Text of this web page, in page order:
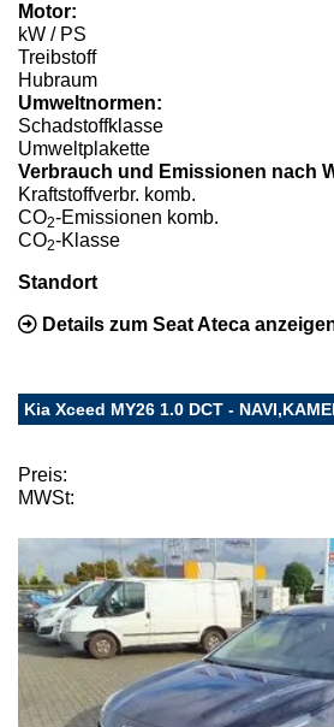
Motor:
kW / PS
Treibstoff
Hubraum
Umweltnormen:
Schadstoffklasse
Umweltplakette
Verbrauch und Emissionen nach
Kraftstoffverbr. komb.
CO2-Emissionen komb.
CO2-Klasse
Standort
Details zum Seat Ateca
Kia Xceed MY26 1.0 DCT -
Preis:
MWSt: